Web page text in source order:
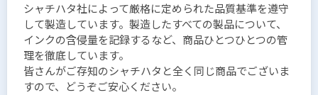
シャチハタ社によって厳格に定められた品質基準を遵守
して製造しています。製造したすべての製品について、
インクの含侵量を記録するなど、商品ひとつひとつの管
理を徹底しています。
皆さんがご存知のシャチハタと全く同じ商品でございま
すので、どうぞご安心ください。